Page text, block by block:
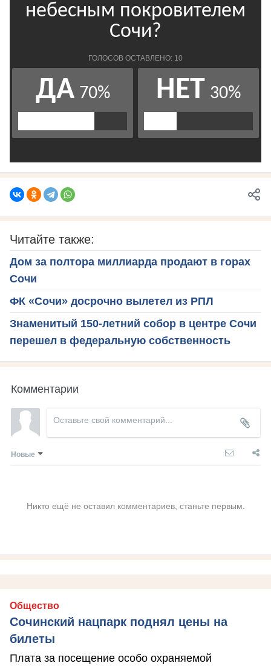
Читайте также:
Дом за полтора миллиарда продают в горах
Сочи
ФК «Сочи» досрочно вылетел из РПЛ
Знаменитый 150-летний собор в центре Сочи
перешел в федеральную собственность
Комментарии
Новые
Никто ещё не оставил комментариев, станьте первым.
Общество
Сочинский нацпарк поднял цены на
билеты
Плата за посещение особо охраняемой